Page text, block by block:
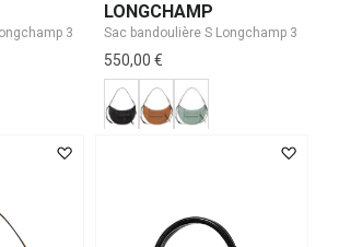
LONGCHAMP
550,00 €